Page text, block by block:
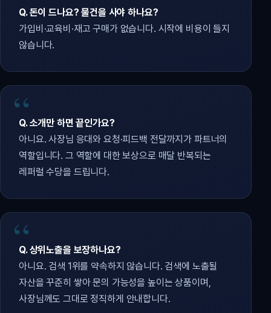
Q. 돈이 드나요? 물건을 사야 하나요?
가입비·교육비·재고 구매가 없습니다. 시작에 비용이 들지
않습니다.
Q. 소개만 하면 끝인가요?
아니요. 사장님 응대와 요청·피드백 전달까지가 파트너의
역할입니다. 그 역할에 대한 보상으로 매달 반복되는
레퍼럴 수당을 드립니다.
Q. 상위노출을 보장하나요?
아니요. 검색 1위를 약속하지 않습니다. 검색에 노출될
자산을 꾸준히 쌓아 문의 가능성을 높이는 상품이며,
사장님께도 그대로 정직하게 안내합니다.